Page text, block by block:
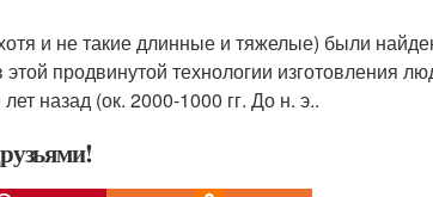
и не такие длинные и тяжелые) были
продвинутой технологии изготовления
назад (ок. 2000-1000 гг. До н. э..